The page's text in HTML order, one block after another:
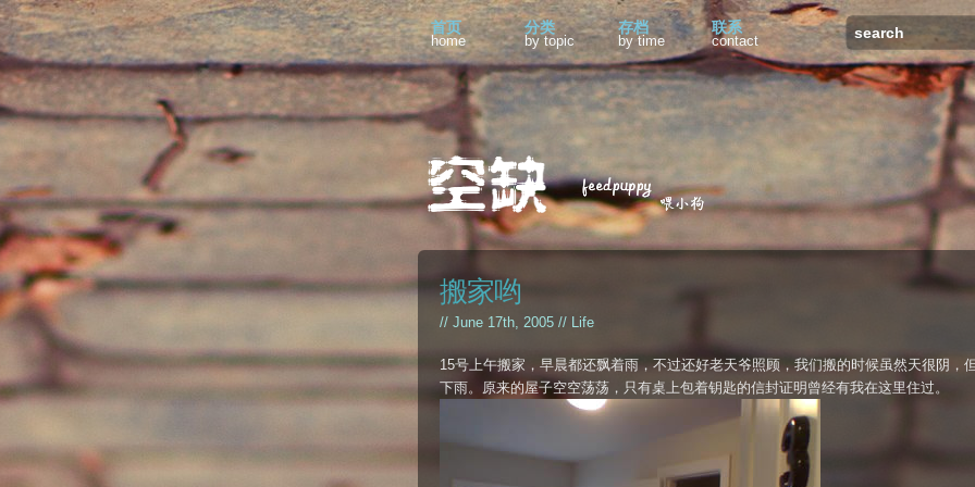
首页
home
分类
by topic
存档
by time
联系
contact
搬家哟
// June 17th, 2005 // Life
15号上午搬家，早晨都还飘着雨，不过还好老天爷照顾，我们搬的时候虽然天很阴，
下雨。原来的屋子空空荡荡，只有桌上包着钥匙的信封证明曾经有我在这里住过。